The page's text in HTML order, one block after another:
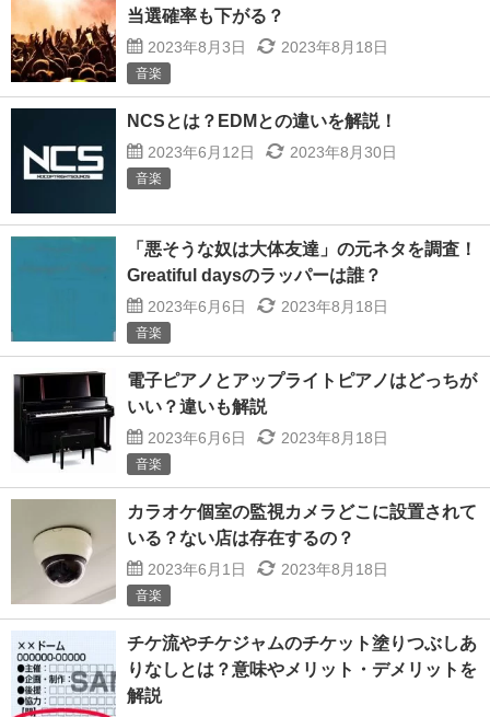
当選確率も下がる？
2023年8月3日 2023年8月18日
音楽
NCSとは？EDMとの違いを解説！
2023年6月12日 2023年8月30日
音楽
「悪そうな奴は大体友達」の元ネタを調査！
Greatiful daysのラッパーは誰？
2023年6月6日 2023年8月18日
音楽
電子ピアノとアップライトピアノはどっちが
いい？違いも解説
2023年6月6日 2023年8月18日
音楽
カラオケ個室の監視カメラどこに設置されて
いる？ない店は存在するの？
2023年6月1日 2023年8月18日
音楽
チケ流やチケジャムのチケット塗りつぶしあ
りなしとは？意味やメリット・デメリットを
解説